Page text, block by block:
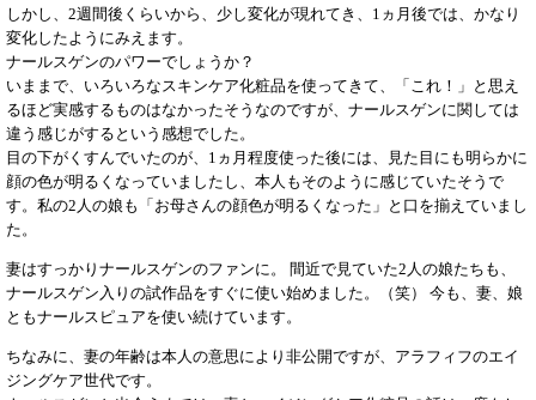
しかし、2週間後くらいから、少し変化が現れてき、1ヵ月後では、かなり
変化したようにみえます。
ナールスゲンのパワーでしょうか？
いままで、いろいろなスキンケア化粧品を使ってきて、「これ！」と思え
るほど実感するものはなかったそうなのですが、ナールスゲンに関しては
違う感じがするという感想でした。
目の下がくすんでいたのが、1ヵ月程度使った後には、見た目にも明らかに
顔の色が明るくなっていましたし、本人もそのように感じていたそうで
す。私の2人の娘も「お母さんの顔色が明るくなった」と口を揃えていまし
た。
妻はすっかりナールスゲンのファンに。 間近で見ていた2人の娘たちも、
ナールスゲン入りの試作品をすぐに使い始めました。（笑） 今も、妻、娘
ともナールスピュアを使い続けています。
ちなみに、妻の年齢は本人の意思により非公開ですが、アラフィフのエイ
ジングケア世代です。